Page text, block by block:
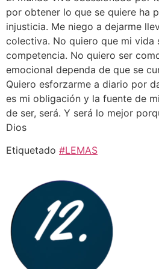
por obtener lo que se quiere ha
injusticia. Me niego a dejarme
colectiva. No quiero que mi vida
competencia. No quiero ser
emocional dependa de que se
Quiero esforzarme a diario por
es mi obligación y la fuente de
de ser, será. Y será lo mejor
Dios
Etiquetado #LEMAS